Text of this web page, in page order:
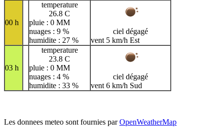
00 h
temperature
26.8 C
pluie : 0 MM
nuages : 9 %
humidite : 27 %
ciel dégagé
vent 5 km/h Est
03 h
temperature
23.8 C
pluie : 0 MM
nuages : 4 %
humidite : 33 %
ciel dégagé
vent 6 km/h Sud
Les donnees meteo sont fournies parOpenWeatherMap